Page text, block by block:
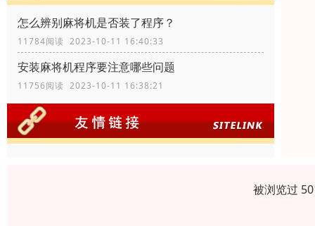
怎么辨别麻将机是否装了程序？
11784阅读 2023-10-11 16:40:33
安装麻将机程序要注意哪些问题
11756阅读 2023-10-11 16:38:21
被浏览过